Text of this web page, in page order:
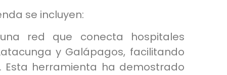
se incluyen:
red que conecta hospitales
y Galápagos, facilitando
Esta herramienta ha demostrado